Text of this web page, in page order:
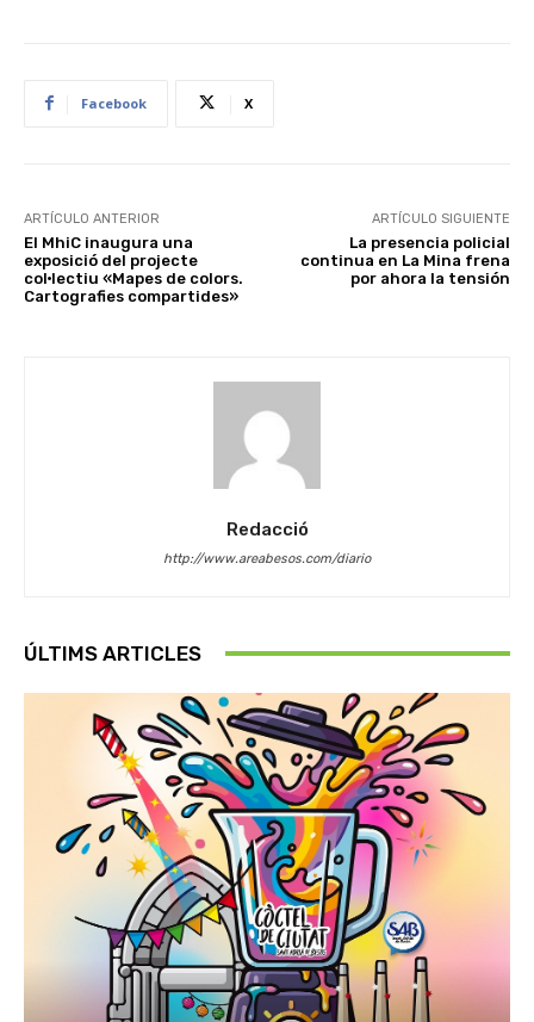
Facebook X
ARTÍCULO ANTERIOR
El MhiC inaugura una
exposició del projecte
col·lectiu «Mapes de colors.
Cartografies compartides»
ARTÍCULO SIGUIENTE
La presencia policial
continua en La Mina frena
por ahora la tensión
Redacció
http://www.areabesos.com/diario
ÚLTIMS ARTICLES